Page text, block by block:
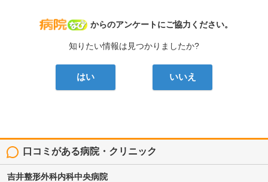
病院なび
からのアンケートにご協力ください。
知りたい情報は見つかりましたか?
はい いいえ
口コミがある病院・クリニック
吉井整形外科内科中央病院